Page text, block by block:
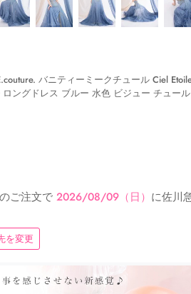
バニティーミークチュール Ciel
ロングドレス ブルー 水色 ビジュー チュー
ご注文で 2026/08/09（日） に佐川
を変更